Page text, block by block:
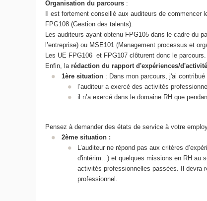
Organisation du parcours :
Il est fortement conseillé aux auditeurs de
FPG108 (Gestion des talents).
Les auditeurs ayant obtenu FPG105 dans le cadre du
l’entreprise) ou MSE101 (Management processus et
Les UE FPG106 et FPG107 clôturent donc le
Enfin, larédaction du rapport d'expériences/
1ère situation : Dans mon parcours, j'ai
l’auditeur a exercé des activités
il n’a exercé dans le domaine RH que
Pensez à demander des états de service à votre
2ème situation :
L’auditeur ne répond pas aux critères
d'intérim...) et quelques missions en RH au
activités professionnelles passées. Il devra
professionnel.